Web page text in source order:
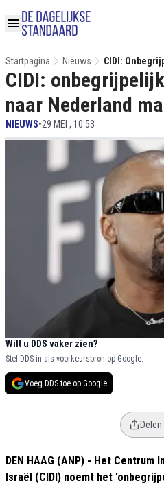
Startpagina Nieuws
CIDI:
Nederland
CIDI:
naar Nederland
NIEUWS•29 MEI , 10:53
Wilt u DDS vaker zien?
Stel DDS in als voorkeursbron op Google.
Voeg DDS toe op Google
DEN HAAG (ANP) - Het
Israël (CIDI) noemt het